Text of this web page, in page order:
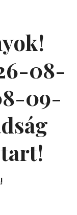
08-
09-